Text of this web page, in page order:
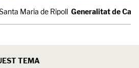
Maria de Ripoll Generalitat de
TEMA